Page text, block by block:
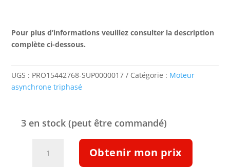
Pour plus d’informations veuillez consulter la description
complète ci-dessous.
UGS : PRO15442768-SUP0000017 Catégorie : Moteur
asynchrone triphasé
3 en stock (peut être commandé)
Obtenir mon prix